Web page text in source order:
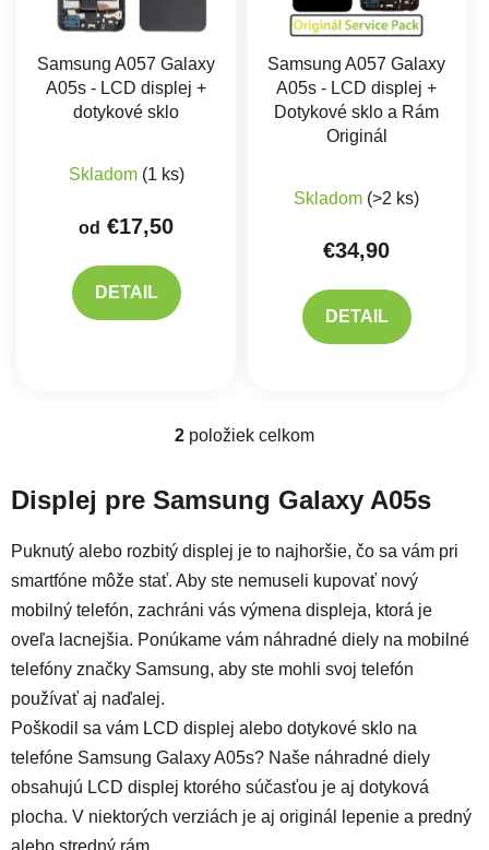
Samsung A057 Galaxy
A05s - LCD displej +
dotykové sklo
Skladom (1 ks)
od €17,50
DETAIL
Samsung A057 Galaxy
A05s - LCD displej +
Dotykové sklo a Rám
Originál
Skladom (>2 ks)
€34,90
DETAIL
Ovládacie prvky výpisu
2 položiek celkom
Displej pre Samsung Galaxy A05s
Puknutý alebo rozbitý displej je to najhoršie, čo sa vám pri
smartfóne môže stať. Aby ste nemuseli kupovať nový
mobilný telefón, zachráni vás výmena displeja, ktorá je
oveľa lacnejšia. Ponúkame vám náhradné diely na mobilné
telefóny značky Samsung, aby ste mohli svoj telefón
používať aj naďalej.
Poškodil sa vám LCD displej alebo dotykové sklo na
telefóne Samsung Galaxy A05s? Naše náhradné diely
obsahujú LCD displej ktorého súčasťou je aj dotyková
plocha. V niektorých verziách je aj originál lepenie a predný
alebo stredný rám.